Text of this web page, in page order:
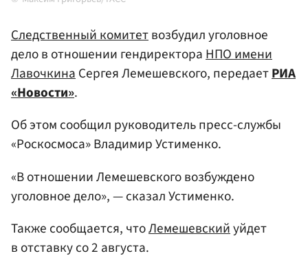
Следственный комитетвозбудил уголовное
дело в отношении гендиректораНПО имени
ЛавочкинаСергея Лемешевского, передаетРИА
«Новости».
Об этом сообщил руководитель пресс-службы
«Роскосмоса» Владимир Устименко.
«В отношении Лемешевского возбуждено
уголовное дело», — сказал Устименко.
Также сообщается, чтоЛемешевскийуйдет
в отставку со 2 августа.